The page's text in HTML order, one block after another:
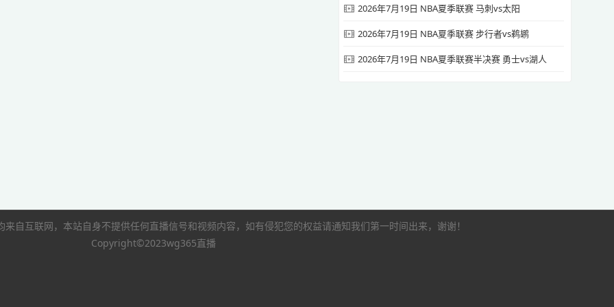
2026年7月19日 NBA夏季联赛 马刺vs太阳
2026年7月19日 NBA夏季联赛 步行者vs鹈鹕
2026年7月19日 NBA夏季联赛半决赛 勇士vs湖人
自互联网，本站自身不提供任何直播信号和视频内容，如有侵犯您的权益请通知我们第一时间出来，谢谢！
Copyright©2023wg365直播